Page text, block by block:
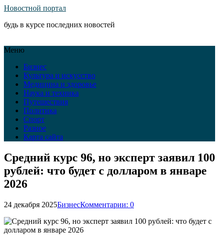
Новостной портал
будь в курсе последних новостей
Меню
Бизнес
Культура и искусство
Медицина и здоровье
Наука и техника
Путешествия
Политика
Спорт
Разное
Карта сайта
Средний курс 96, но эксперт заявил 100
рублей: что будет с долларом в январе
2026
24 декабря 2025БизнесКомментарии: 0